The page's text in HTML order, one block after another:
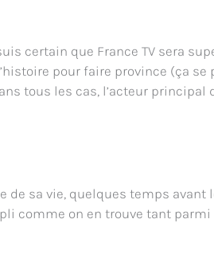
certain que France TV sera
pour faire province (ça se
tous les cas, l’acteur principal
de sa vie, quelques temps avant
comme on en trouve tant